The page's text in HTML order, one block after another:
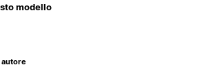
modello
autore